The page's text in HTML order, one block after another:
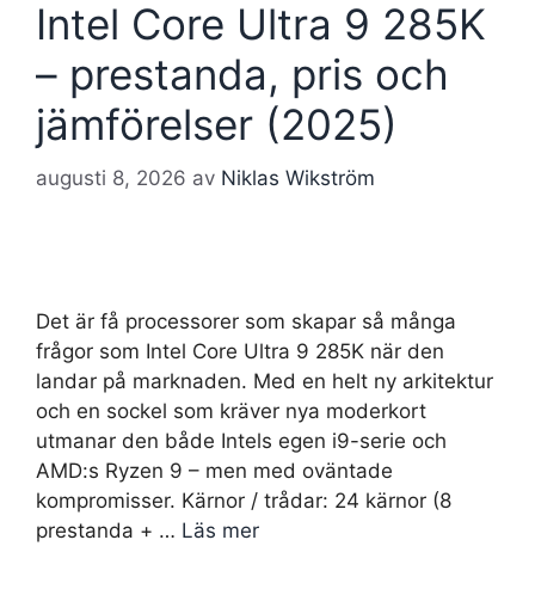
Intel Core Ultra 9 285K
– prestanda, pris och
jämförelser (2025)
augusti 8, 2026 av Niklas Wikström
Det är få processorer som skapar så många
frågor som Intel Core Ultra 9 285K när den
landar på marknaden. Med en helt ny arkitektur
och en sockel som kräver nya moderkort
utmanar den både Intels egen i9-serie och
AMD:s Ryzen 9 – men med oväntade
kompromisser. Kärnor / trådar: 24 kärnor (8
prestanda + … Läs mer